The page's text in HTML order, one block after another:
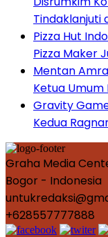
Tindaklanjuti
Pizza Hut
Pizza Maker
Mentan
Ketua Umum
Gravity
Kedua
Graha Media
Bogor - Indonesia
+628557777888